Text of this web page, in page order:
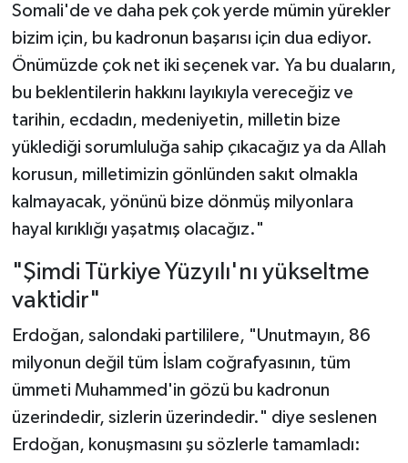
Somali'de ve daha pek çok yerde mümin yürekler
bizim için, bu kadronun başarısı için dua ediyor.
Önümüzde çok net iki seçenek var. Ya bu duaların,
bu beklentilerin hakkını layıkıyla vereceğiz ve
tarihin, ecdadın, medeniyetin, milletin bize
yüklediği sorumluluğa sahip çıkacağız ya da Allah
korusun, milletimizin gönlünden sakıt olmakla
kalmayacak, yönünü bize dönmüş milyonlara
hayal kırıklığı yaşatmış olacağız."
"Şimdi Türkiye Yüzyılı'nı yükseltme
vaktidir"
Erdoğan, salondaki partililere, "Unutmayın, 86
milyonun değil tüm İslam coğrafyasının, tüm
ümmeti Muhammed'in gözü bu kadronun
üzerindedir, sizlerin üzerindedir." diye seslenen
Erdoğan, konuşmasını şu sözlerle tamamladı: